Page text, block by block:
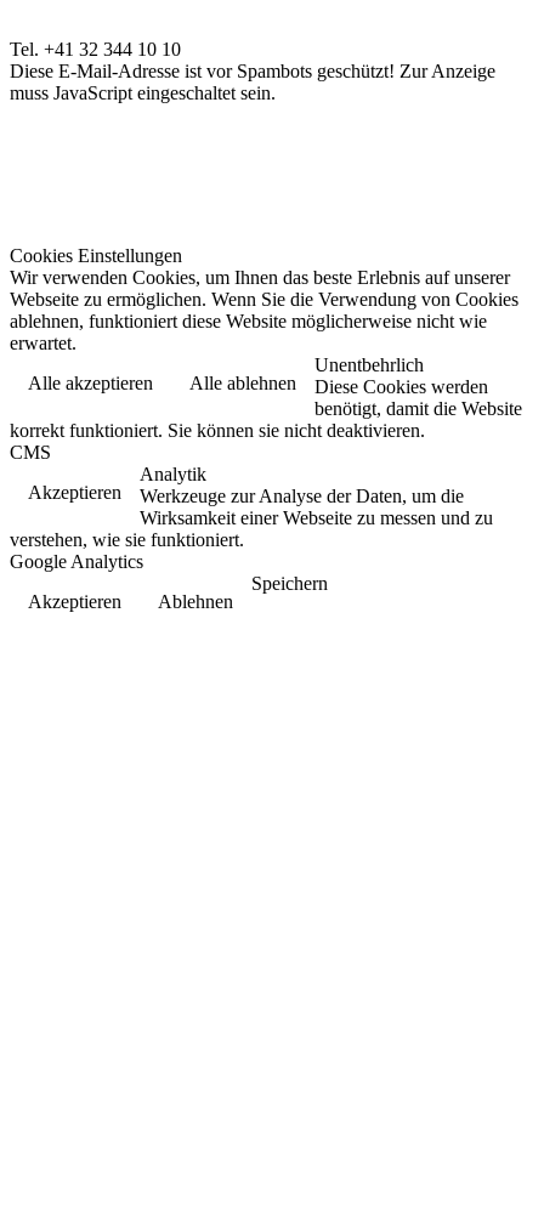
Tel. +41 32 344 10 10
Diese E-Mail-Adresse ist vor Spambots geschützt! Zur Anzeige
muss JavaScript eingeschaltet sein.
Cookies Einstellungen
Wir verwenden Cookies, um Ihnen das beste Erlebnis auf unserer
Webseite zu ermöglichen. Wenn Sie die Verwendung von Cookies
ablehnen, funktioniert diese Website möglicherweise nicht wie
erwartet.
Alle akzeptieren
Alle ablehnen
Unentbehrlich
Diese Cookies werden
benötigt, damit die Website
korrekt funktioniert. Sie können sie nicht deaktivieren.
CMS
Akzeptieren
Analytik
Werkzeuge zur Analyse der Daten, um die
Wirksamkeit einer Webseite zu messen und zu
verstehen, wie sie funktioniert.
Google Analytics
Akzeptieren
Ablehnen
Speichern